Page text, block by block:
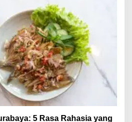
5 Rasa Rahasia yang